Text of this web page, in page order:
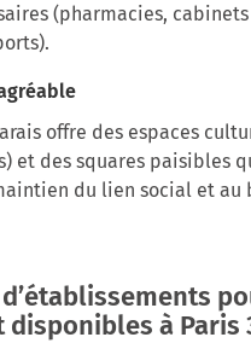
(pharmacies,
offre des espaces
et des squares paisibles
du lien social et au
à Paris